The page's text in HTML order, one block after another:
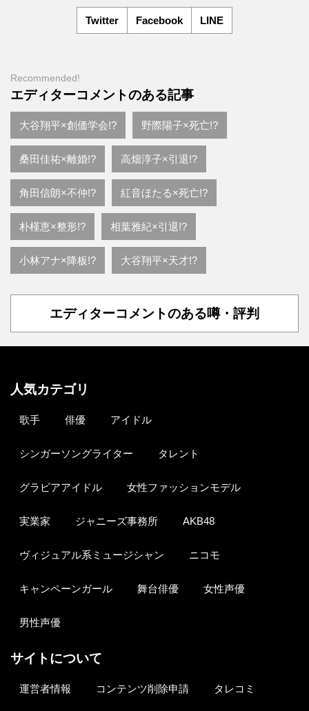
Twitter Facebook LINE
Recommended!
エディターコメントのある記事
大谷翔平×創価学会!? 野際陽子×死亡!?
桑田佳祐×離婚!? 高畑淳子×引退!?
角田信朗×不仲!? 紅音ほたる×死亡!?
朴槿恵×整形!? 相葉雅紀×引退!?
小林アナ×降板!? 大谷翔平×天才!?
エディターコメントのある噂・評判
人気カテゴリ
歌手 俳優 アイドル
シンガーソングライター タレント
グラビアアイドル 女性ファッションモデル
実業家 ジャニーズ事務所 AKB48
ヴィジュアル系ミュージシャン ニコモ
キャンペーンガール 舞台俳優 女性声優
男性声優
サイトについて
運営者情報 コンテンツ削除申請 タレコミ